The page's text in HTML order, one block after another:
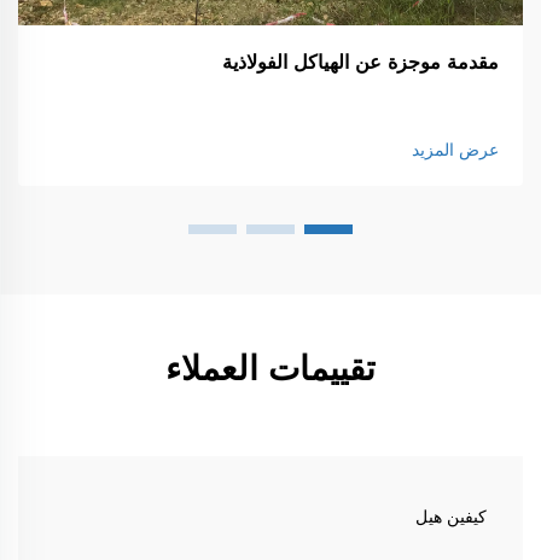
مقدمة موجزة عن الهياكل الفولاذية
عرض المزيد
تقييمات العملاء
كيفين هيل